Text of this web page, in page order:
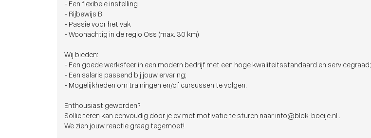
- Een flexibele instelling
- Rijbewijs B
- Passie voor het vak
- Woonachtig in de regio Oss (max. 30 km)
Wij bieden:
- Een goede werksfeer in een modern bedrijf met een hoge kwaliteitsstandaard en servicegraad;
- Een salaris passend bij jouw ervaring;
- Mogelijkheden om trainingen en/of cursussen te volgen.
Enthousiast geworden?
Solliciteren kan eenvoudig door je cv met motivatie te sturen naar info@blok-boeije.nl .
We zien jouw reactie graag tegemoet!